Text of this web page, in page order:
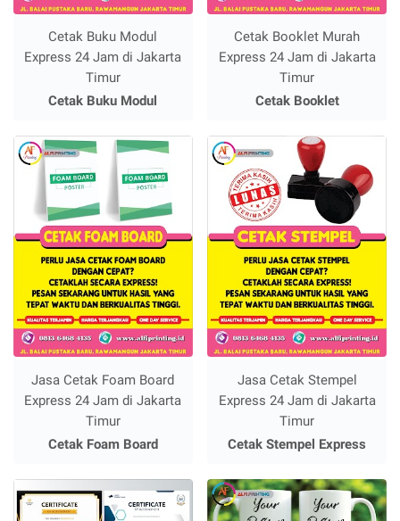
Cetak Buku Modul
Express 24 Jam di Jakarta
Timur
Cetak Buku Modul
Cetak Booklet Murah
Express 24 Jam di Jakarta
Timur
Cetak Booklet
Jasa Cetak Foam Board
Express 24 Jam di Jakarta
Timur
Cetak Foam Board
Jasa Cetak Stempel
Express 24 Jam di Jakarta
Timur
Cetak Stempel Express